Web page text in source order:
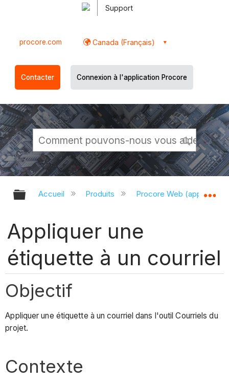
Support
procore.com Canada (Français)
Contacter Connexion à l'application Procore
Développer/réduire la hiérarchie
Accueil Produits Procore Web
Appliquer une
étiquette à un courriel
Objectif
Appliquer une étiquette à un courriel dans l'outil Courriels du
projet.
Contexte